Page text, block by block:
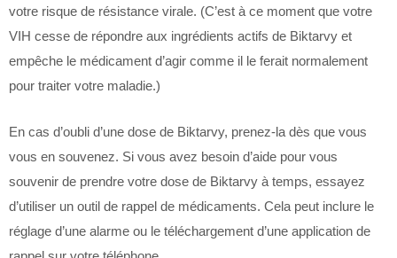
votre risque de résistance virale. (C’est à ce moment que votre
VIH cesse de répondre aux ingrédients actifs de Biktarvy et
empêche le médicament d’agir comme il le ferait normalement
pour traiter votre maladie.)
En cas d’oubli d’une dose de Biktarvy, prenez-la dès que vous
vous en souvenez. Si vous avez besoin d’aide pour vous
souvenir de prendre votre dose de Biktarvy à temps, essayez
d’utiliser un outil de rappel de médicaments. Cela peut inclure le
réglage d’une alarme ou le téléchargement d’une application de